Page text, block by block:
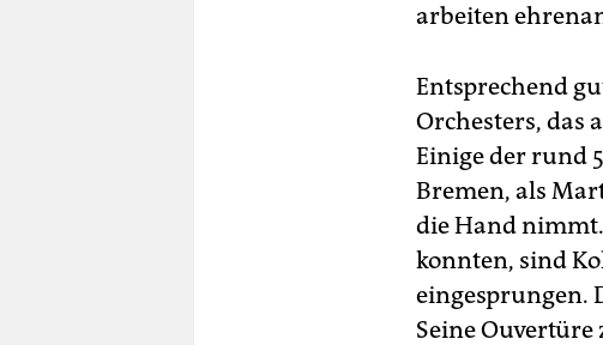
arbeiten
Entsprechend
Orchesters, das
Einige der rund
Bremen, als
die Hand
konnten, sind
eingesprungen.
Seine Ouvertüre